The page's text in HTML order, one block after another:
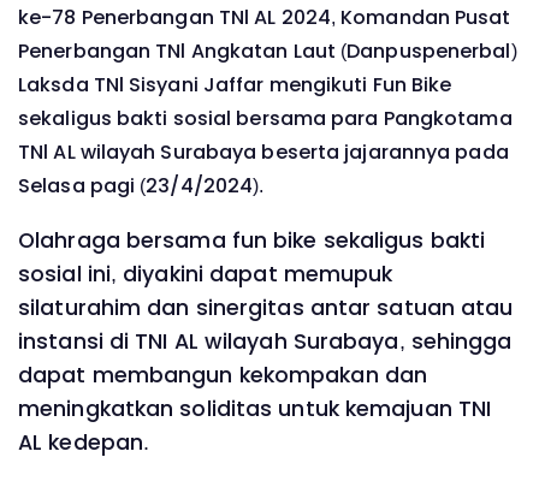
ke-78 Penerbangan TNl AL 2024, Komandan Pusat
Penerbangan TNl Angkatan Laut (Danpuspenerbal)
Laksda TNl Sisyani Jaffar mengikuti Fun Bike
sekaligus bakti sosial bersama para Pangkotama
TNl AL wilayah Surabaya beserta jajarannya pada
Selasa pagi (23/4/2024).
Olahraga bersama fun bike sekaligus bakti
sosial ini, diyakini dapat memupuk
silaturahim dan sinergitas antar satuan atau
instansi di TNI AL wilayah Surabaya, sehingga
dapat membangun kekompakan dan
meningkatkan soliditas untuk kemajuan TNI
AL kedepan.